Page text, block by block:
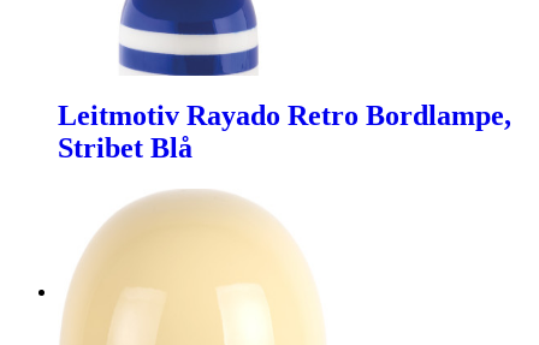
Leitmotiv Rayado Retro Bordlampe,
Stribet Blå